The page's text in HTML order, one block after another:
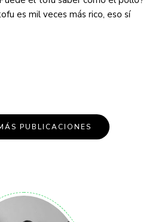
es mil veces más rico, eso sí
PUBLICACIONES